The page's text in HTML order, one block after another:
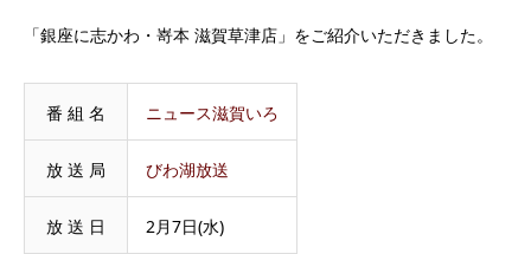
「銀座に志かわ・嵜本 滋賀草津店」をご紹介いただきました。
番 組 名 ニュース滋賀いろ
放 送 局 びわ湖放送
放 送 日 2月7日(水)